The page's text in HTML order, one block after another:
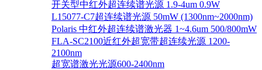
开关型中红外超连续谱光源 1.9-4um 0.9W
L15077-C7超连续谱光源 50mW (1300nm~2000nm)
Polaris 中红外超连续谱激光器 1~4.6um 500/800mW
FLA-SC2100近红外超宽带超连续光源 1200-
2100nm
超宽谱激光光源600-2400nm